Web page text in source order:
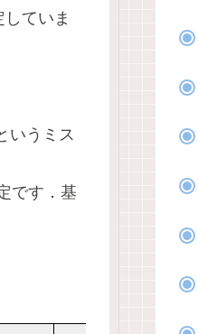
ていま
いうミス
です．基